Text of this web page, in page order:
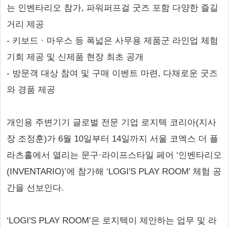
는 인벤타리오 참가, 파워퍼프걸 굿즈 포함 다양한 즐길
거리 제공
- 키보드 · 마우스 등 폭넓은 사무용 제품군 라인업 체험
기회 제공 및 신제품 현장 최초 공개
- 방문객 대상 참여 및 구매 이벤트 마련, 다채로운 굿즈
와 경품 제공
개인용 주변기기 글로벌 전문 기업 로지텍 코리아(지사
장 조정훈)가 6월 10일부터 14일까지 서울 코엑스 더 플
라츠홀에서 열리는 문구·라이프스타일 페어 ‘인벤타리오
(INVENTARIO)’에 참가해 ‘LOGI'S PLAY ROOM’ 체험 공
간을 선보인다.
‘LOGI'S PLAY ROOM’은 로지텍이 제안하는 업무 및 라